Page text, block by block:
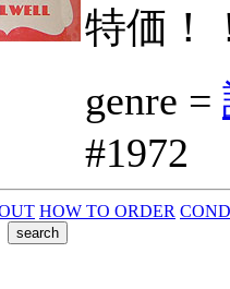
特価！
genre =
#1972
HOW TO ORDER